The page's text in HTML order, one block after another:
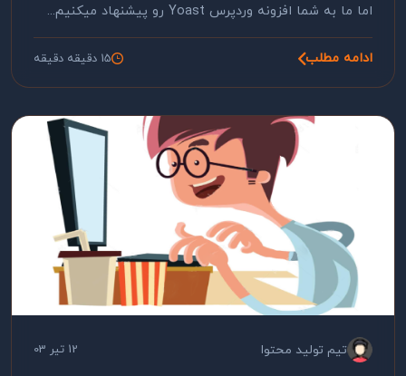
اما ما به شما افزونه وردپرس Yoast رو پیشنهاد میکنیم...
ادامه مطلب 15 دقیقه دقیقه
تیم تولید محتوا 12 تیر 03